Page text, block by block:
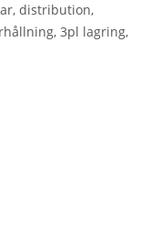
distribution,
3pl lagring,